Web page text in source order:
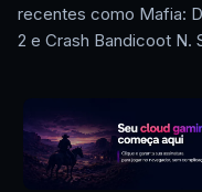
recentes como Mafia:
2 e Crash Bandicoot N.